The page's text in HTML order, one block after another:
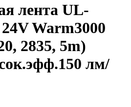
лента UL-
Warm3000
2835, 5m)
лм/